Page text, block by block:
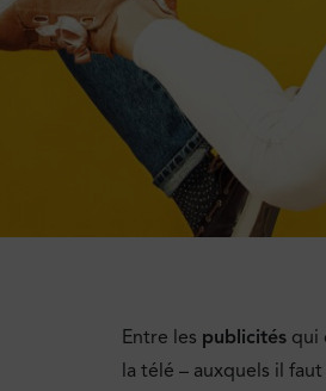
Entre les publicités qui
la télé – auxquels il